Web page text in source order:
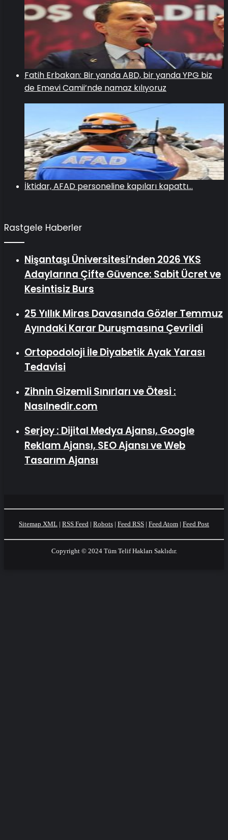
Fatih Erbakan: Bir yanda ABD, bir yanda YPG biz
de Emevi Camii’nde namaz kılıyoruz
İktidar, AFAD personeline kapıları kapattı…
Rastgele Haberler
Nişantaşı Üniversitesi’nden 2026 YKS
Adaylarına Çifte Güvence: Sabit Ücret ve
Kesintisiz Burs
25 Yıllık Miras Davasında Gözler Temmuz
Ayındaki Karar Duruşmasına Çevrildi
Ortopodoloji İle Diyabetik Ayak Yarası
Tedavisi
Zihnin Gizemli Sınırları ve Ötesi :
Nasılnedir.com
Serjoy : Dijital Medya Ajansı, Google
Reklam Ajansı, SEO Ajansı ve Web
Tasarım Ajansı
Sitemap XML | RSS Feed | Robots | Feed RSS | Feed Atom | Feed Post
Copyright © 2024 Tüm Telif Hakları Saklıdır.